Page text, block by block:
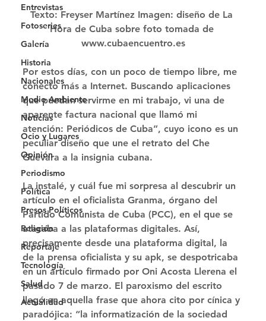
Entrevistas
Fotoseries
Galería
Historia
Nacionales
Medio Ambiente
Noticias
Ocio y Lugares
Opinión
Periodismo
Política
Presos Políticos
Religión
Reportaje
Tecnología
Salud
Actualidad
Texto: Freyser Martínez Imagen: diseño de La
Hora de Cuba sobre foto tomada de
www.cubaencuentro.es
Por estos días, con un poco de tiempo libre, me
conecto más a Internet. Buscando aplicaciones
que puedan servirme en mi trabajo, vi una de
aparente factura nacional que llamó mi
atención: Periódicos de Cuba”, cuyo icono es un
peculiar diseño que une el retrato del Che
Guevara a la insignia cubana.
La instalé, y cuál fue mi sorpresa al descubrir un
artículo en el oﬁcialista Granma, órgano del
Partido Comunista de Cuba (PCC), en el que se
atacaba a las plataformas digitales. Así,
precisamente desde una plataforma digital, la
de la prensa oﬁcialista y su apk, se despotricaba
en un artículo ﬁrmado por Oni Acosta Llerena el
pasado 7 de marzo. El paroxismo del escrito
llegó en aquella frase que ahora cito por cínica y
paradójica: “la informatización de la sociedad